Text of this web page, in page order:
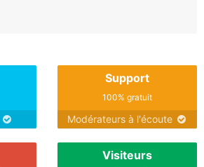
Support
100% gratuit
Modérateurs à l'écoute
Visiteurs